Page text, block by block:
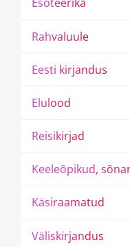
Rahvaluule
Eesti kirjandus
Elulood
Reisikirjad
Keeleõpikud, sõna
Käsiraamatud
Väliskirjandus